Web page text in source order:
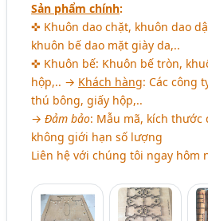
Sản phẩm chính:
✜ Khuôn dao chặt, khuôn dao
khuôn bế dao mặt giày da,..
✜ Khuôn bế: Khuôn bế tròn,
hộp,.. → Khách hàng: Các công
thú bông, giấy hộp,..
→Đảm bảo: Mẫu mã, kích thước
không giới hạn số lượng
Liên hệ với chúng tôi ngay hôm